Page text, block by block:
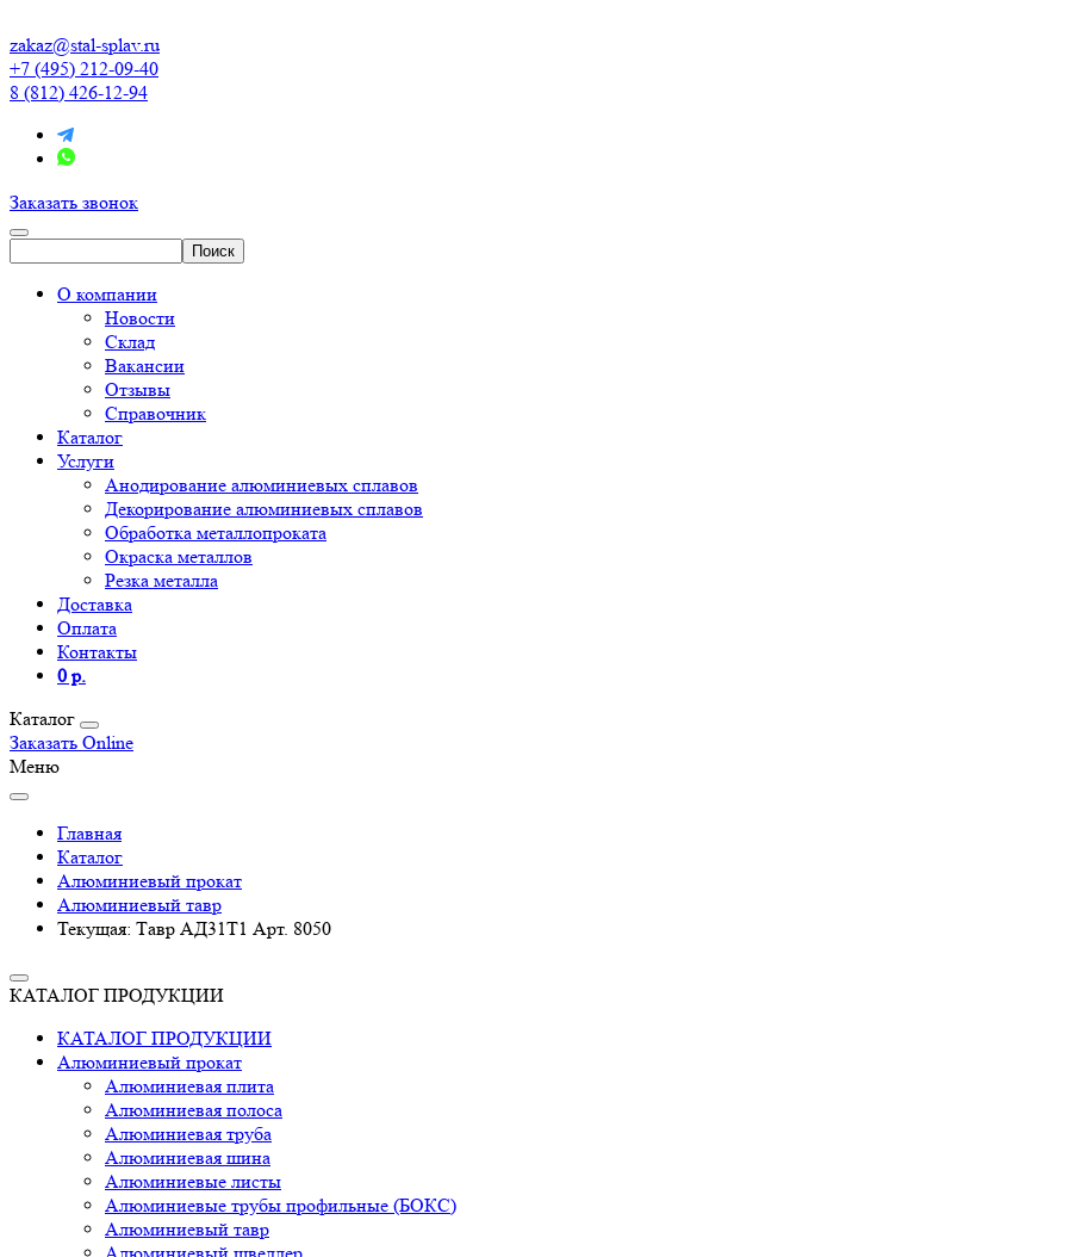
zakaz@stal-splav.ru
+7 (495) 212-09-40
8 (812) 426-12-94
Заказать звонок
О компании
Новости
Склад
Вакансии
Отзывы
Справочник
Каталог
Услуги
Анодирование алюминиевых сплавов
Декорирование алюминиевых сплавов
Обработка металлопроката
Окраска металлов
Резка металла
Доставка
Оплата
Контакты
0 р.
Каталог
Заказать Online
Меню
Главная
Каталог
Алюминиевый прокат
Алюминиевый тавр
Текущая: Тавр АД31Т1 Арт. 8050
КАТАЛОГ ПРОДУКЦИИ
КАТАЛОГ ПРОДУКЦИИ
Алюминиевый прокат
Алюминиевая плита
Алюминиевая полоса
Алюминиевая труба
Алюминиевая шина
Алюминиевые листы
Алюминиевые трубы профильные (БОКС)
Алюминиевый тавр